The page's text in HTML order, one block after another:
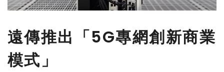
遠傳推出「5G專網創新商業
模式」